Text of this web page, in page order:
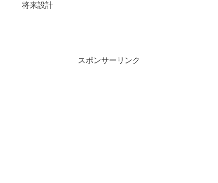
将来設計
スポンサーリンク